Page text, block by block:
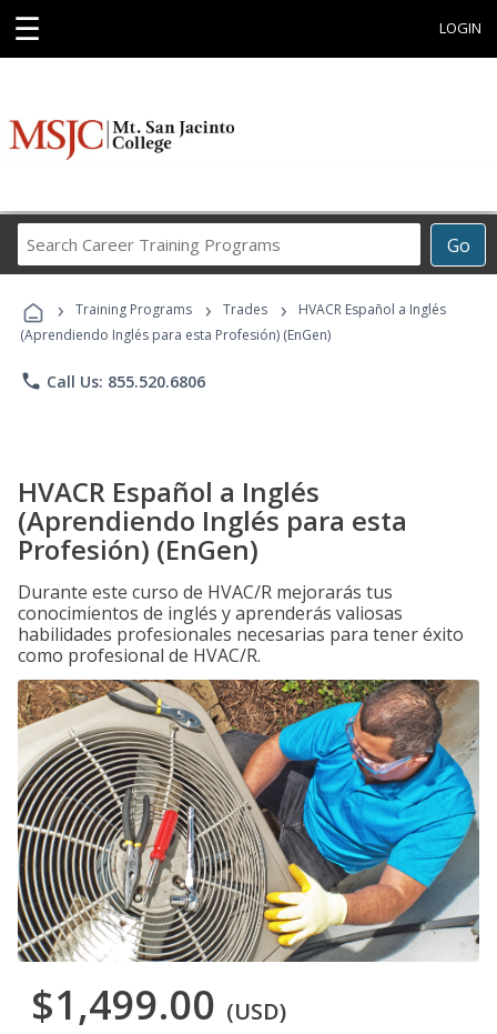
☰ LOGIN
Go
Career
Programs
› Training Programs › Trades ›
HVACR Español a Inglés
(Aprendiendo Inglés para esta Profesión) (EnGen)
phone Call Us: 855.520.6806
HVACR Español a Inglés
(Aprendiendo Inglés para esta
Profesión) (EnGen)
Durante este curso de HVAC/R mejorarás tus
conocimientos de inglés y aprenderás valiosas
habilidades profesionales necesarias para tener éxito
como profesional de HVAC/R.
$1,499.00 (USD)